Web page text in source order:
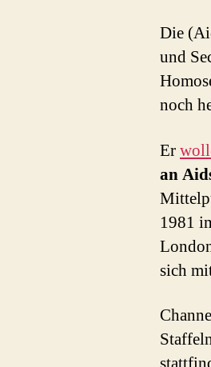
Die
und
noch
Er
an
1981
sich